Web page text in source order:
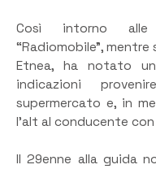
Così intorno alle
“Radiomobile”,
Etnea, ha notato
indicazioni
supermercato e, in
l’alt al conducente
Il 29enne alla guida